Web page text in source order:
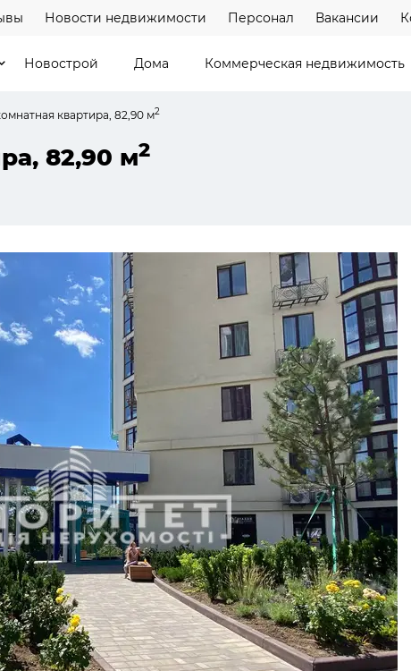
Новости недвижимости Персонал Вакансии
Новострой Дома Коммерческая недвижимость
квартира, 82,90 м2
82,90 м2